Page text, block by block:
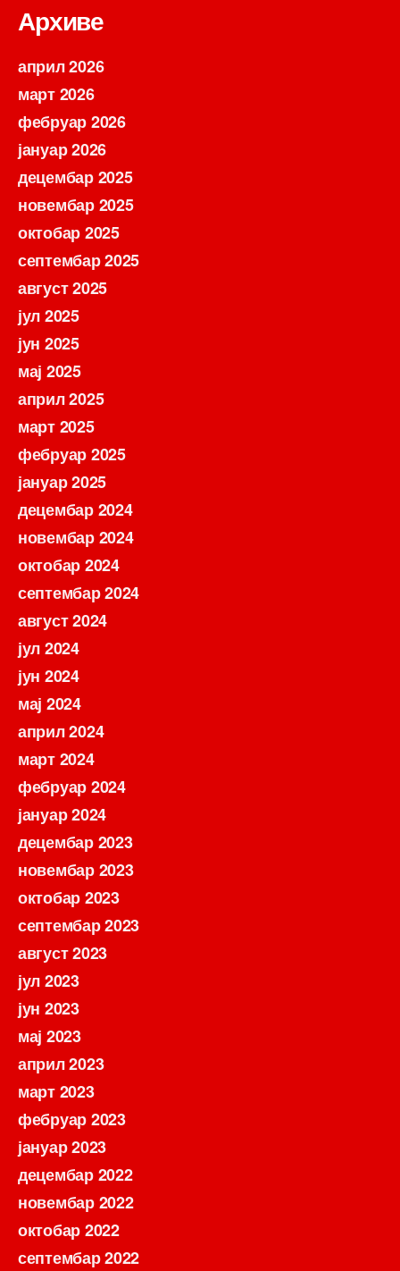
Архиве
април 2026
март 2026
фебруар 2026
јануар 2026
децембар 2025
новембар 2025
октобар 2025
септембар 2025
август 2025
јул 2025
јун 2025
мај 2025
април 2025
март 2025
фебруар 2025
јануар 2025
децембар 2024
новембар 2024
октобар 2024
септембар 2024
август 2024
јул 2024
јун 2024
мај 2024
април 2024
март 2024
фебруар 2024
јануар 2024
децембар 2023
новембар 2023
октобар 2023
септембар 2023
август 2023
јул 2023
јун 2023
мај 2023
април 2023
март 2023
фебруар 2023
јануар 2023
децембар 2022
новембар 2022
октобар 2022
септембар 2022